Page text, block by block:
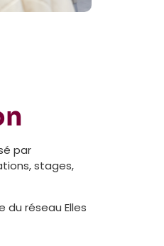
par
stages,
du réseau Elles